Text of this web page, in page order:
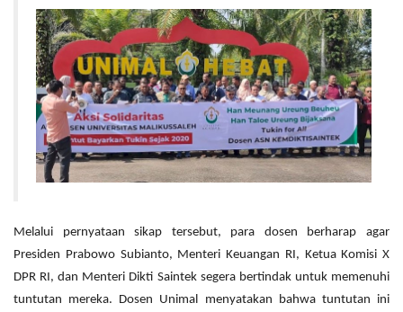
Melalui pernyataan sikap tersebut, para dosen berharap agar
Presiden Prabowo Subianto, Menteri Keuangan RI, Ketua Komisi X
DPR RI, dan Menteri Dikti Saintek segera bertindak untuk memenuhi
tuntutan mereka. Dosen Unimal menyatakan bahwa tuntutan ini